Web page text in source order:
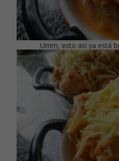
Umm, esto así ya está